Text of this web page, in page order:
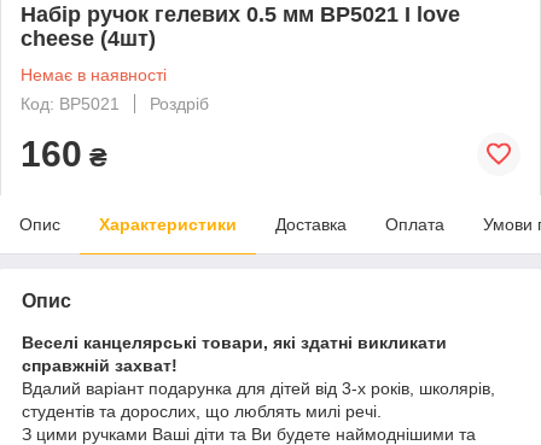
Набір ручок гелевих 0.5 мм BP5021 I love
cheese (4шт)
Немає в наявності
Код: BP5021
Роздріб
160 ₴
Опис Характеристики Доставка Оплата Умови
Опис
Веселі канцелярські товари, які здатні викликати
справжній захват!
Вдалий варіант подарунка для дітей від 3-х років, школярів,
студентів та дорослих, що люблять милі речі.
З цими ручками Ваші діти та Ви будете наймоднішими та